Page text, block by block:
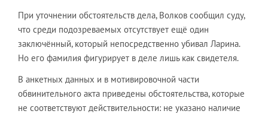
При уточнении обстоятельств дела, Волков сообщил суду,
что среди подозреваемых отсутствует ещё один
заключённый, который непосредственно убивал Ларина.
Но его фамилия фигурирует в деле лишь как свидетеля.
В анкетных данных и в мотивировочной части
обвинительного акта приведены обстоятельства, которые
не соответствуют действительности: не указано наличие